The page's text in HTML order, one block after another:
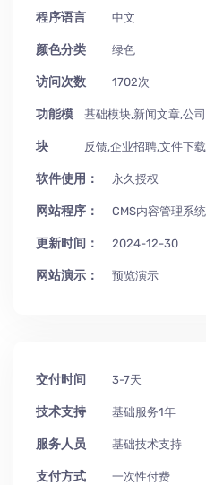
程序语言 中文
颜色分类 绿色
访问次数 1702次
功能模
块
基础模块,新闻文章,公
反馈,企业招聘,文件下
软件使用： 永久授权
网站程序： CMS内容管理系统
更新时间： 2024-12-30
网站演示： 预览演示
交付时间 3-7天
技术支持 基础服务1年
服务人员 基础技术支持
支付方式 一次性付费